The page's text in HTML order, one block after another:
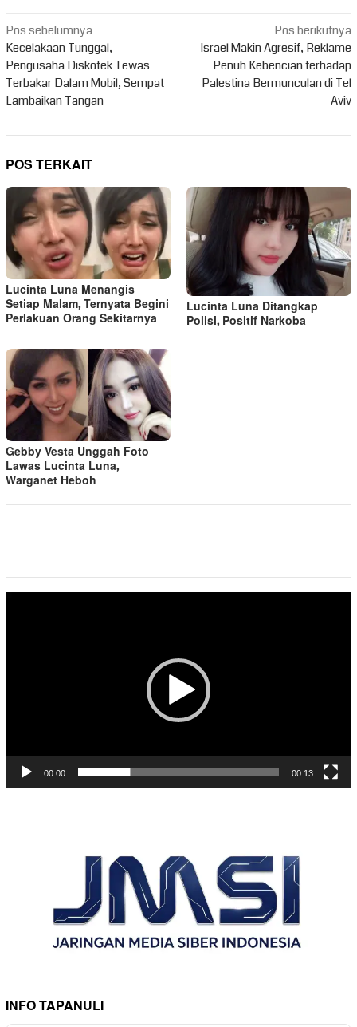
Navigasi
pos
Pos sebelumnya
Kecelakaan Tunggal,
Pengusaha Diskotek Tewas
Terbakar Dalam Mobil, Sempat
Lambaikan Tangan
Pos berikutnya
Israel Makin Agresif, Reklame
Penuh Kebencian terhadap
Palestina Bermunculan di Tel
Aviv
POS TERKAIT
Lucinta Luna Menangis
Setiap Malam, Ternyata Begini
Perlakuan Orang Sekitarnya
Lucinta Luna Ditangkap
Polisi, Positif Narkoba
Gebby Vesta Unggah Foto
Lawas Lucinta Luna,
Warganet Heboh
00:00 00:13
INFO TAPANULI